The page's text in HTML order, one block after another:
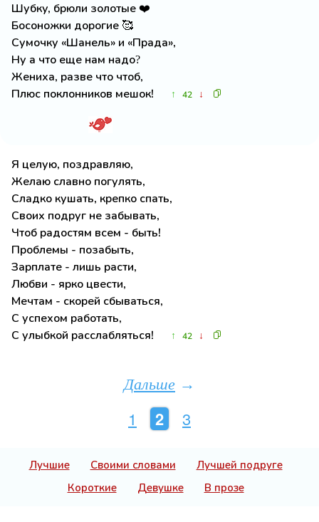
Шубку, брюли золотые ❤️
Босоножки дорогие 🥰
Сумочку «Шанель» и «Прада»,
Ну а что еще нам надо?
Жениха, разве что чтоб,
Плюс поклонников мешок!
↑ 42 ↓
Я целую, поздравляю,
Желаю славно погулять,
Сладко кушать, крепко спать,
Своих подруг не забывать,
Чтоб радостям всем - быть!
Проблемы - позабыть,
Зарплате - лишь расти,
Любви - ярко цвести,
Мечтам - скорей сбываться,
С успехом работать,
С улыбкой расслабляться!
↑ 42 ↓
Дальше →
1 2 3
Лучшие Своими словами
Лучшей подруге
Короткие
Девушке В прозе